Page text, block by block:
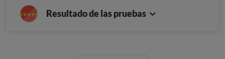
Resultado de las pruebas